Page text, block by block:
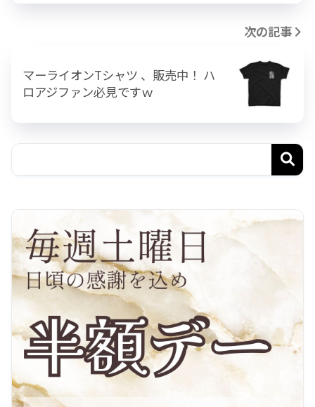
次の記事
マーライオンTシャツ 、販売中！ ハ
ロアジファン必見ですｗ